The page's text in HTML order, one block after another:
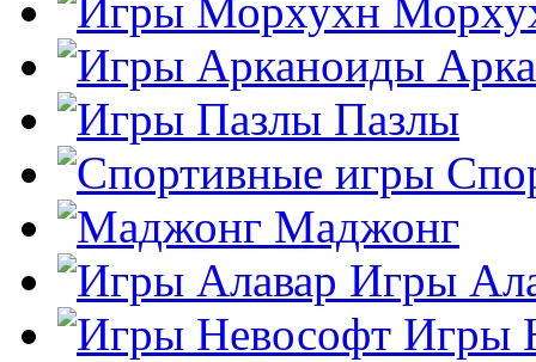
Пазлы
Маджонг
Игры
Игры